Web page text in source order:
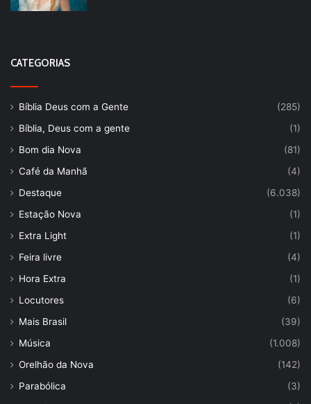
CATEGORIAS
Bíblia Deus com a Gente
(285)
Bíblia, Deus com a gente
(1)
Bom dia Nova
(81)
Café da Manhã
(4)
Destaque
(6.038)
Estação Nova
(1)
Extra Light
(1)
Feira livre
(4)
Hora Extra
(1)
Locutores
(6)
Mais Brasil
(39)
Música
(1.008)
Orelhão da Nova
(142)
Parabólica
(3)